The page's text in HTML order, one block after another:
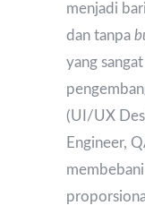
menjadi
dan tanpa
yang
(UI/UX
Engineer,